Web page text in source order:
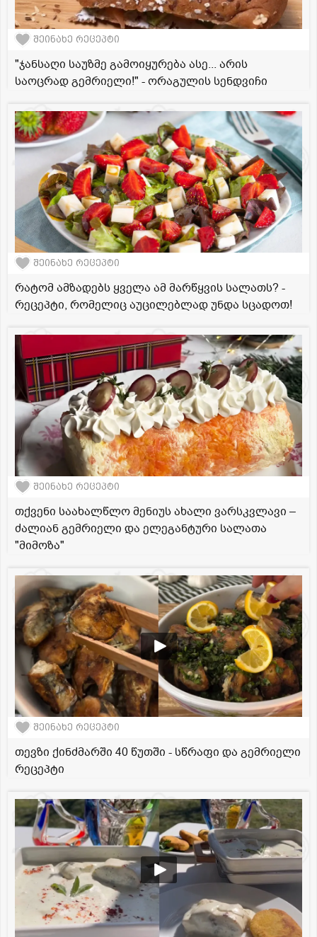
შეინახე რეცეპტი
"ჯანსაღი საუზმე გამოიყურება ასე... არის
საოცრად გემრიელი!" - ორაგულის სენდვიჩი
შეინახე რეცეპტი
რატომ ამზადებს ყველა ამ მარწყვის სალათს? -
რეცეპტი, რომელიც აუცილებლად უნდა სცადოთ!
შეინახე რეცეპტი
თქვენი საახალწლო მენიუს ახალი ვარსკვლავი –
ძალიან გემრიელი და ელეგანტური სალათა
"მიმოზა"
შეინახე რეცეპტი
თევზი ქინძმარში 40 წუთში - სწრაფი და გემრიელი
რეცეპტი